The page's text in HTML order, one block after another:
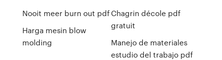
Nooit meer burn out pdf
Harga mesin blow
molding
Chagrin décole pdf
gratuit
Manejo de materiales
estudio del trabajo pdf